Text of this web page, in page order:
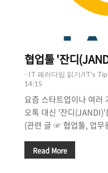
협업툴 '잔디
- IT 패러다임 읽기/IT's Tip
14:15
요즘 스타트업이나 여러
오톡 대신 '잔디(JANDI)'
(관련 글 ☞ 협업툴, 업무
툴인 잔디를 이용하는
Read More